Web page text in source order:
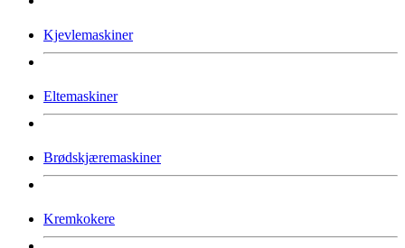
Kjevlemaskiner
Eltemaskiner
Brødskjæremaskiner
Kremkokere